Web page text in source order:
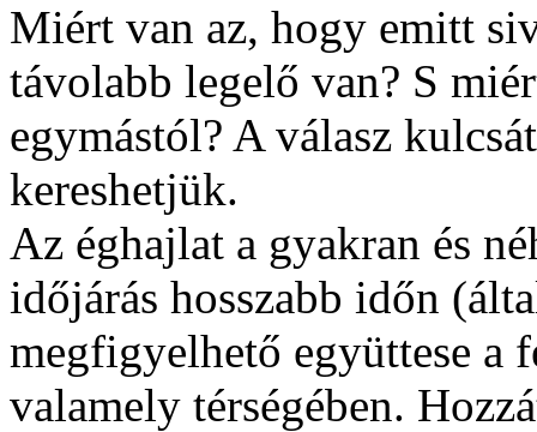
Miért van az, hogy emitt
távolabb legelő van? S
egymástól? A válasz
kereshetjük.
Az éghajlat a gyakran és
időjárás hosszabb időn
megfigyelhető együttese a
valamely térségében.